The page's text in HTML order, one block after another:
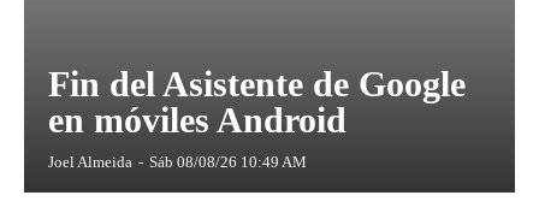
Fin del Asistente de Google
en móviles Android
Joel Almeida - Sáb 08/08/26 10:49 AM